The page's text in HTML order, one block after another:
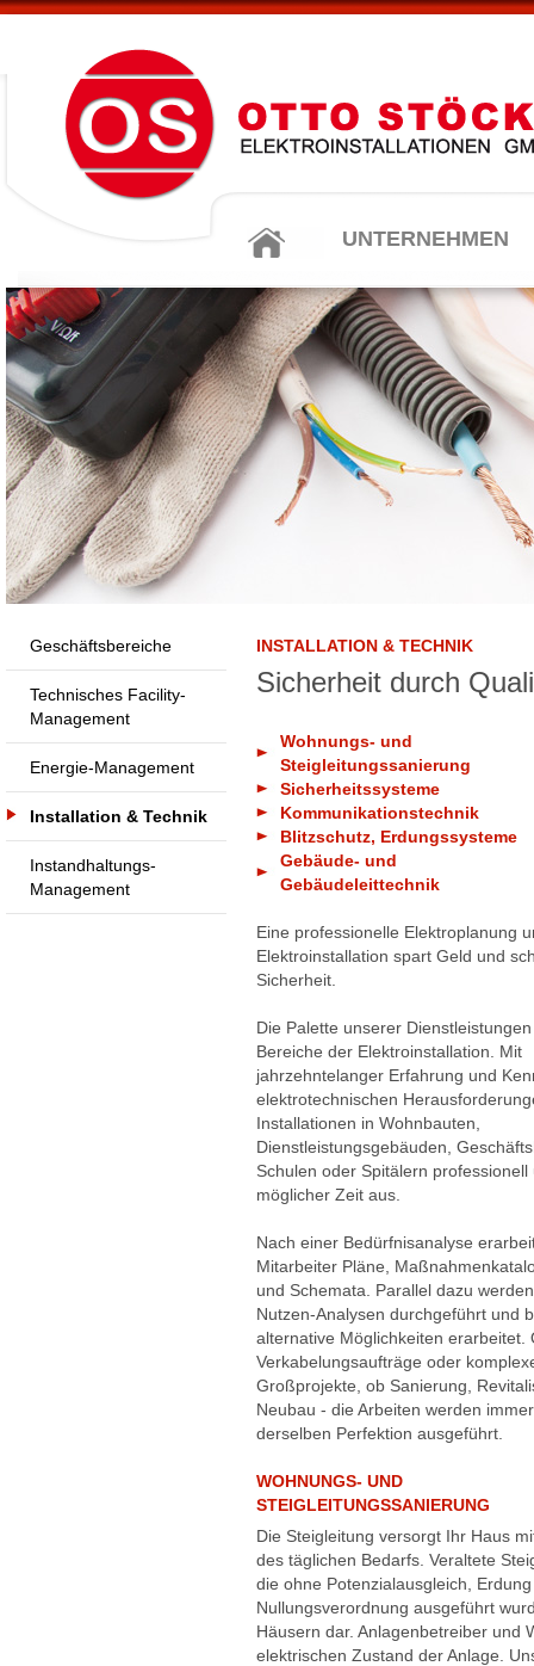
UNTERNEHMEN
Geschäftsbereiche
Technisches Facility-
Management
Energie-Management
Installation & Technik
Instandhaltungs-
Management
INSTALLATION & TECHNIK
Sicherheit durch
Wohnungs- und
Steigleitungssanierung
Sicherheitssysteme
Kommunikationstechnik
Blitzschutz, Erdungssysteme
Gebäude- und
Gebäudeleittechnik
Eine professionelle Elektroplanung
Elektroinstallation spart Geld und
Sicherheit.
Die Palette unserer
Bereiche der Elektroinstallation. Mit
jahrzehntelanger Erfahrung und
elektrotechnischen
Installationen in Wohnbauten,
Dienstleistungsgebäuden,
Schulen oder Spitälern
möglicher Zeit aus.
Nach einer Bedürfnisanalyse
Mitarbeiter Pläne,
und Schemata. Parallel dazu
Nutzen-Analysen durchgeführt und
alternative Möglichkeiten erarbeitet.
Verkabelungsaufträge oder
Großprojekte, ob Sanierung,
Neubau - die Arbeiten werden
derselben Perfektion ausgeführt.
WOHNUNGS- UND
STEIGLEITUNGSSANIERUNG
Die Steigleitung versorgt Ihr Haus
des täglichen Bedarfs. Veraltete
die ohne Potenzialausgleich,
Nullungsverordnung ausgeführt
Häusern dar. Anlagenbetreiber und
elektrischen Zustand der Anlage.